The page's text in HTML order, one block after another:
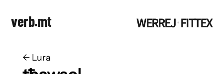
verb.mt WERREJ·FITTEX
← ​​Lura